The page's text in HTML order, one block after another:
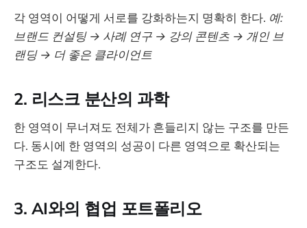
각 영역이 어떻게 서로를 강화하는지 명확히 한다. 예:
브랜드 컨설팅 → 사례 연구 → 강의 콘텐츠 → 개인 브
랜딩 → 더 좋은 클라이언트
2. 리스크 분산의 과학
한 영역이 무너져도 전체가 흔들리지 않는 구조를 만든
다. 동시에 한 영역의 성공이 다른 영역으로 확산되는
구조도 설계한다.
3. AI와의 협업 포트폴리오